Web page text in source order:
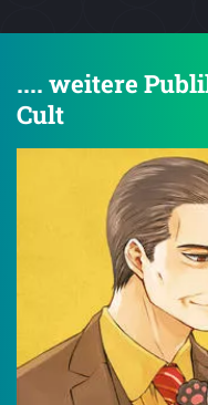
.... weitere
Cult